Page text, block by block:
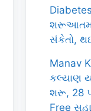
શરૂઆતમા
સંકેતો,
Manav
કલ્યાણ
શરૂ, 28
Free